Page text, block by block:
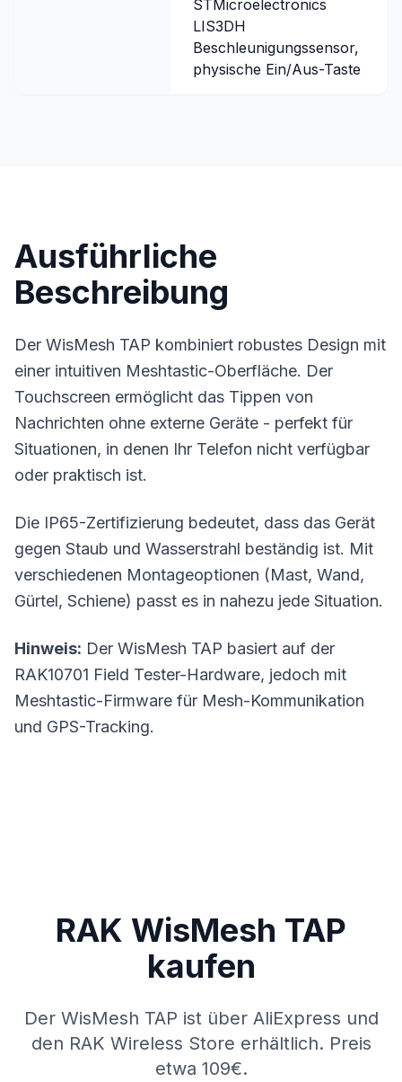
STMicroelectronics
LIS3DH
Beschleunigungssensor,
physische Ein/Aus-Taste
Ausführliche
Beschreibung
Der WisMesh TAP kombiniert robustes Design mit
einer intuitiven Meshtastic-Oberfläche. Der
Touchscreen ermöglicht das Tippen von
Nachrichten ohne externe Geräte - perfekt für
Situationen, in denen Ihr Telefon nicht verfügbar
oder praktisch ist.
Die IP65-Zertifizierung bedeutet, dass das Gerät
gegen Staub und Wasserstrahl beständig ist. Mit
verschiedenen Montageoptionen (Mast, Wand,
Gürtel, Schiene) passt es in nahezu jede Situation.
Hinweis: Der WisMesh TAP basiert auf der
RAK10701 Field Tester-Hardware, jedoch mit
Meshtastic-Firmware für Mesh-Kommunikation
und GPS-Tracking.
RAK WisMesh TAP
kaufen
Der WisMesh TAP ist über AliExpress und
den RAK Wireless Store erhältlich. Preis
etwa 109€.